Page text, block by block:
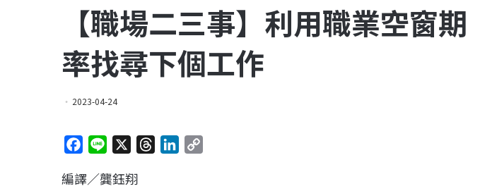
【職場二三事】利用職業空窗
率找尋下個工作
2023-04-24
c
n
編譯／龔鈺翔